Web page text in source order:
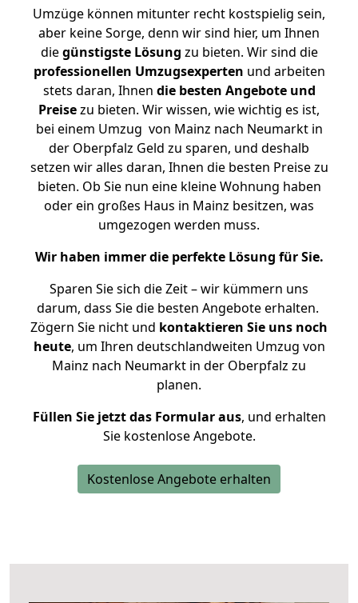
Umzüge können mitunter recht kostspielig sein,
aber keine Sorge, denn wir sind hier, um Ihnen
diegünstigste Lösung zu bieten. Wir sind die
professionellen Umzugsexperten und arbeiten
stets daran, Ihnen die besten Angebote und
Preisezu bieten. Wir wissen, wie wichtig es ist,
bei einem Umzug von Mainz nach Neumarkt in
der Oberpfalz Geld zu sparen, und deshalb
setzen wir alles daran, Ihnen die besten Preise zu
bieten. Ob Sie nun eine kleine Wohnung haben
oder ein großes Haus in Mainz besitzen, was
umgezogen werden muss.
Wir haben immer die perfekte Lösung für Sie.
Sparen Sie sich die Zeit – wir kümmern uns
darum, dass Sie die besten Angebote erhalten.
Zögern Sie nicht und kontaktieren Sie uns noch
heute, um Ihren deutschlandweiten Umzug von
Mainz nach Neumarkt in der Oberpfalz zu
planen.
Füllen Sie jetzt das Formular aus, und erhalten
Sie kostenlose Angebote.
Kostenlose Angebote erhalten